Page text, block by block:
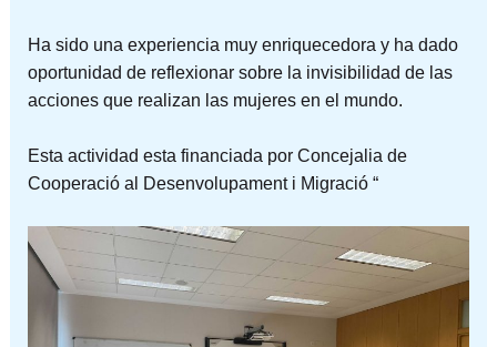
Ha sido una experiencia muy enriquecedora y ha dado
oportunidad de reflexionar sobre la invisibilidad de las
acciones que realizan las mujeres en el mundo.
Esta actividad esta financiada por Concejalia de
Cooperació al Desenvolupament i Migració “